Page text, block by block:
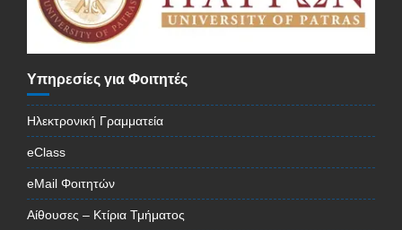
Υπηρεσίες για Φοιτητές
Ηλεκτρονική Γραμματεία
eClass
eMail Φοιτητών
Αίθουσες – Κτίρια Τμήματος